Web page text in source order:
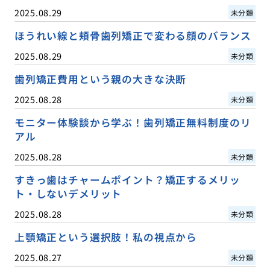
2025.08.29 未分類
ほうれい線と頬骨歯列矯正で変わる顔のバランス
2025.08.29 未分類
歯列矯正費用という親の大きな決断
2025.08.28 未分類
モニター体験談から学ぶ！歯列矯正無料制度のリ
アル
2025.08.28 未分類
すきっ歯はチャームポイント？矯正するメリッ
ト・しないデメリット
2025.08.28 未分類
上顎矯正という選択肢！私の視点から
2025.08.27 未分類